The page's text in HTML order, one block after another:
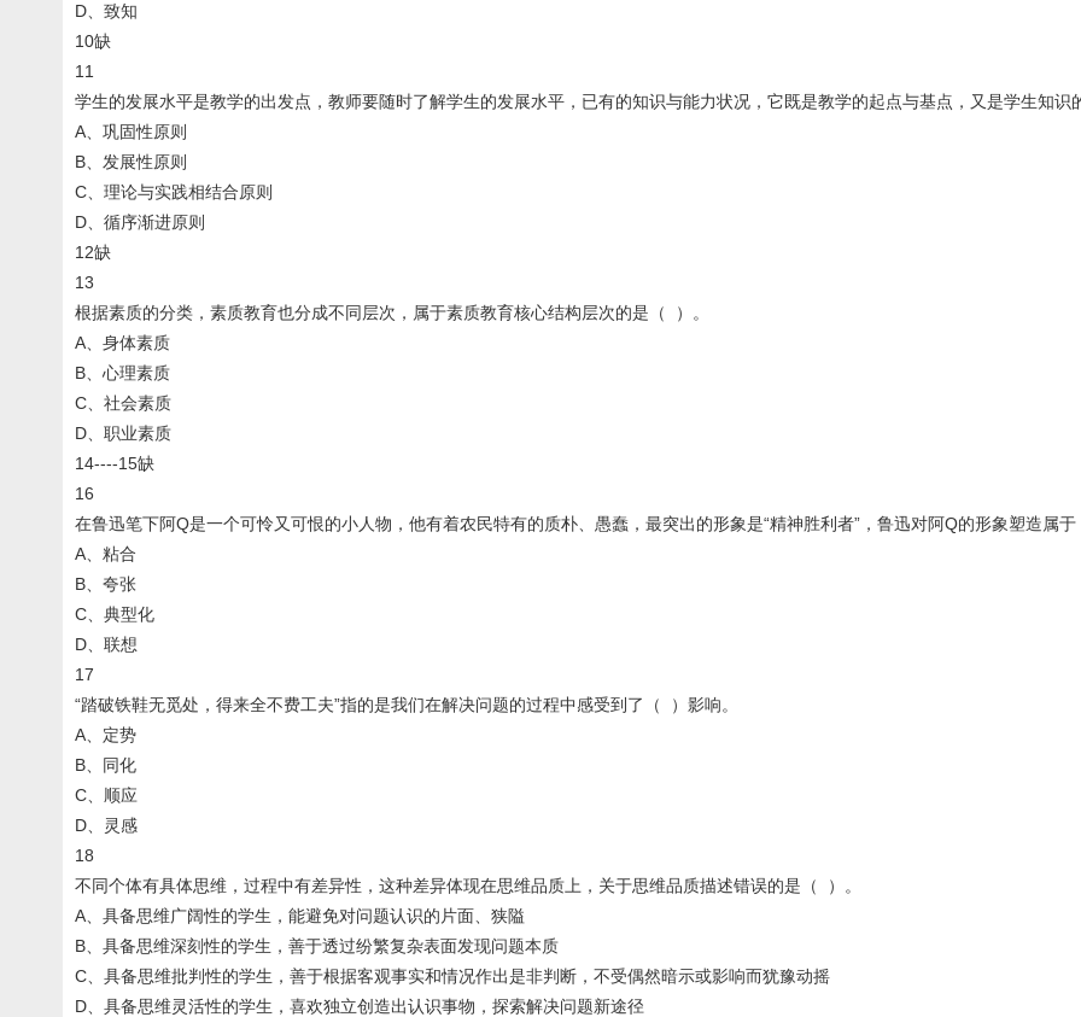
D、致知
10缺
11
学生的发展水平是教学的出发点，教师要随时了解学生的发展水平，已有的知识与能力状况，它既是教学的起点与基点，又是学生知
A、巩固性原则
B、发展性原则
C、理论与实践相结合原则
D、循序渐进原则
12缺
13
根据素质的分类，素质教育也分成不同层次，属于素质教育核心结构层次的是（ ）。
A、身体素质
B、心理素质
C、社会素质
D、职业素质
14----15缺
16
在鲁迅笔下阿Q是一个可怜又可恨的小人物，他有着农民特有的质朴、愚蠢，最突出的形象是“精神胜利者”，鲁迅对阿Q的形象塑造属
A、粘合
B、夸张
C、典型化
D、联想
17
“踏破铁鞋无觅处，得来全不费工夫”指的是我们在解决问题的过程中感受到了（ ）影响。
A、定势
B、同化
C、顺应
D、灵感
18
不同个体有具体思维，过程中有差异性，这种差异体现在思维品质上，关于思维品质描述错误的是（ ）。
A、具备思维广阔性的学生，能避免对问题认识的片面、狭隘
B、具备思维深刻性的学生，善于透过纷繁复杂表面发现问题本质
C、具备思维批判性的学生，善于根据客观事实和情况作出是非判断，不受偶然暗示或影响而犹豫动摇
D、具备思维灵活性的学生，喜欢独立创造出认识事物，探索解决问题新途径